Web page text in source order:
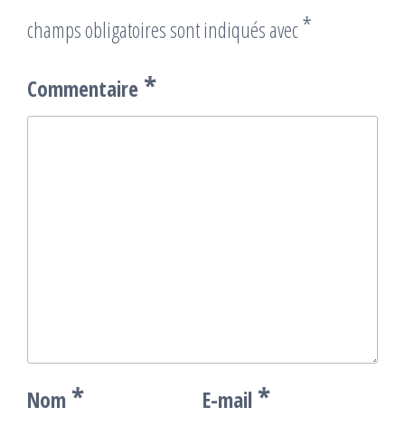
champs obligatoires sont indiqués avec*
Commentaire *
Nom * E-mail *